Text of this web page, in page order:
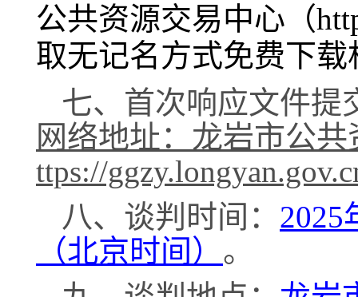
公共资源交易中心（
取无记名方式免费下载
七、首次响应文件提
网络地址：龙岩市公
ttps://
八、 谈判 时间： 2025
（北京时间） 。